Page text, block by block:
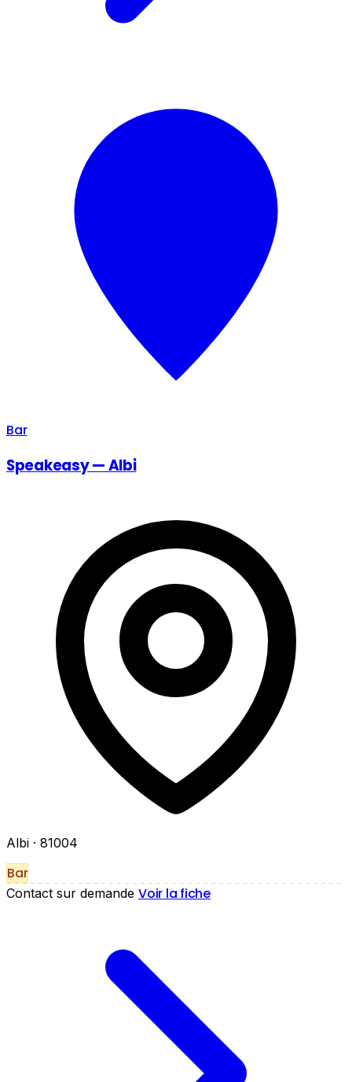
Bar
Speakeasy — Albi
Albi · 81004
Bar
Contact sur demande Voir la fiche